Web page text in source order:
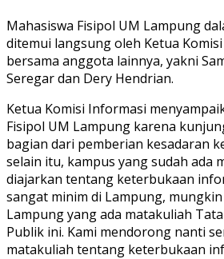
Mahasiswa Fisipol UM Lampung
ditemui langsung oleh Ketua
bersama anggota lainnya, yakni
Seregar dan Dery Hendrian.
Ketua Komisi Informasi
Fisipol UM Lampung karena
bagian dari pemberian kesadaran
selain itu, kampus yang sudah ada
diajarkan tentang keterbukaan
sangat minim di Lampung,
Lampung yang ada matakuliah
Publik ini. Kami mendorong nanti
matakuliah tentang keterbukaan